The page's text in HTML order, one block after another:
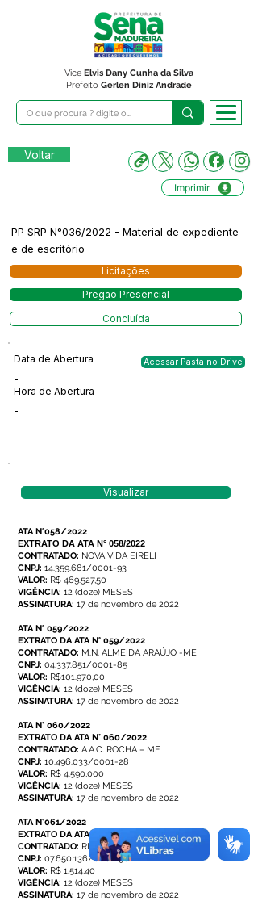
Prefeito Gerlen Diniz Andrade
Vice Elvis Dany Cunha da Silva
Voltar
Imprimir
PP SRP N°036/2022 - Material de expediente
e de escritório
Licitações
Pregão Presencial
Concluída
Data de Abertura
-
Acessar Pasta no Drive
Hora de Abertura
-
Visualizar
ATA N°058/2022
EXTRATO DA ATA N° 058/2022
CONTRATADO: NOVA VIDA EIRELI
CNPJ: 14.359.681/0001-93
VALOR: R$ 469.527,50
VIGÊNCIA: 12 (doze) MESES
ASSINATURA: 17 de novembro de 2022
ATA N° 059/2022
EXTRATO DA ATA N° 059/2022
CONTRATADO: M.N. ALMEIDA ARAÚJO -ME
CNPJ: 04.337.851/0001-85
VALOR: R$101.970,00
VIGÊNCIA: 12 (doze) MESES
ASSINATURA: 17 de novembro de 2022
ATA N° 060/2022
EXTRATO DA ATA N° 060/2022
CONTRATADO: A.A.C. ROCHA – ME
CNPJ: 10.496.033/0001-28
VALOR: R$ 4.590,000
VIGÊNCIA: 12 (doze) MESES
ASSINATURA: 17 de novembro de 2022
ATA N°061/2022
EXTRATO DA ATA N° 061/2022
CONTRATADO: RICHARD S. MIRANDA
CNPJ: 07.650.136/0001-96
VALOR: R$ 1.514,40
VIGÊNCIA: 12 (doze) MESES
ASSINATURA: 17 de novembro de 2022